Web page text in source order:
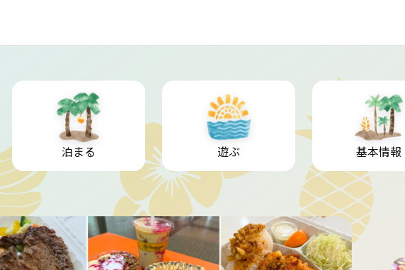
泊まる 遊ぶ 基本情報